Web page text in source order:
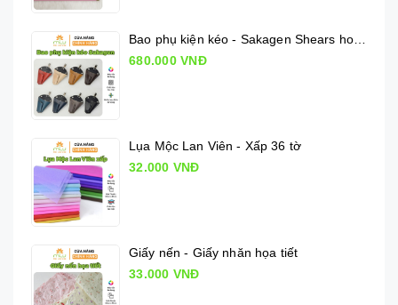
680.000 VNĐ
Lụa Mộc Lan Viên - Xấp 36 tờ
32.000 VNĐ
Giấy nến - Giấy nhăn họa tiết
33.000 VNĐ